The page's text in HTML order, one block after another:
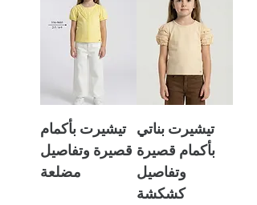
تيشيرت بناتي
بأكمام قصيرة
وتفاصيل
كشكشة
تيشيرت بأكمام
قصيرة وتفاصيل
مضلعة